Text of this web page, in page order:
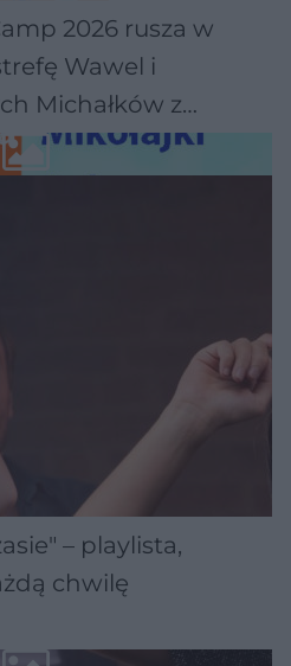
2026 rusza w
Wawel i
Michałków z
– playlista,
chwilę